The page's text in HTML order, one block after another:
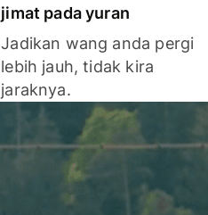
jimat pada yuran
Jadikan wang anda pergi
lebih jauh, tidak kira
jaraknya.